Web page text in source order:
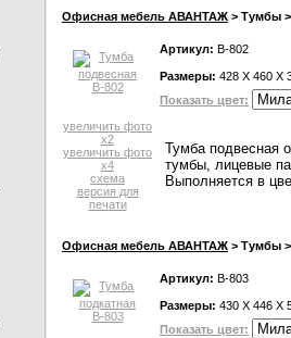
Офисная мебель АВАНТАЖ > Тумбы
Артикул: В-802
Размеры: 428 X 460 X
Показать цвет:
увеличить фото
x2
увеличить фото
x4
схема
версия для
печати
Тумба подвесная
тумбы, лицевые
Выполняется в
Офисная мебель АВАНТАЖ > Тумбы
Артикул: В-803
Размеры: 430 X 446 X
Показать цвет: